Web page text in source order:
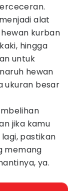
alat
kurban
hingga
untuk
hewan
ukuran besar
jika kamu
pastikan
memang
ya.